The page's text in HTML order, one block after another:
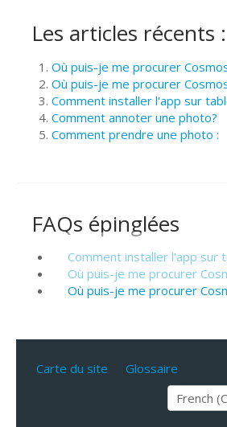
Les articles récents :
Où puis-je me procurer
Où puis-je me procurer
Comment installer l'app sur
Comment annoter une photo?
Comment prendre une photo :
FAQs épinglées
Comment installer l'app sur
Où puis-je me procurer
Où puis-je me procurer
Carte du site Glossaire